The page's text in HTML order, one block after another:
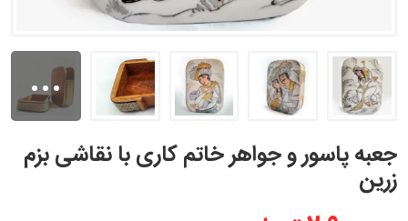
...
جعبه پاسور و جواهر خاتم کاری با نقاشی بزم
زرین